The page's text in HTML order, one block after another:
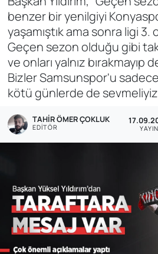
benzer bir yenilgiyi
yaşamıştık ama sonra ligi
Geçen sezon olduğu gibi
ve onları yalnız bırakmayıp
Bizler Samsunspor'u
kötü günlerde de
TAHIR ÖMER ÇOKLUK
EDITÖR
Dünya
Ekonomi
Genel
Gündem
Siyaset